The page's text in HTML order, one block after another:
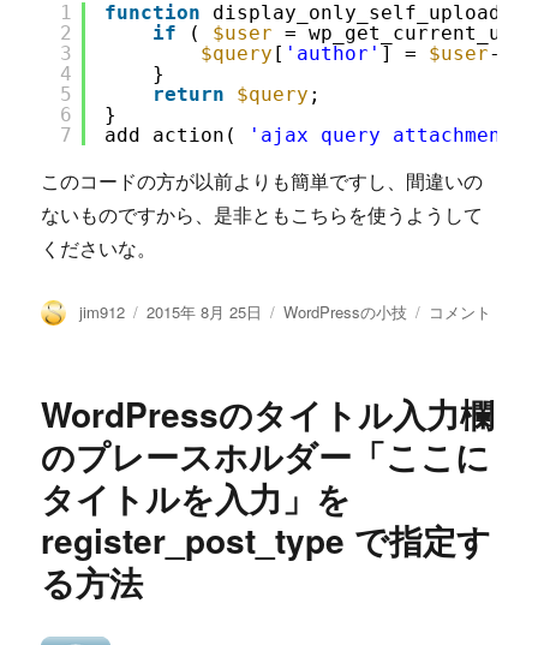
1
2
3
4
5
6
7
function
if
( $user
=
$query [ 'author' ] = $user-
}
return
$query ;
}
add_action(
このコードの方が以前よりも簡単ですし、間違いの
ないものですから、是非ともこちらを使うようして
くださいな。
投
jim912
投
2015年 8月 25日
カ
ー
WordPressの小技
WordPress
で
簡
単
デ
ィ
コメント
WordPressのタイトル入力欄
のプレースホルダー「ここに
タイトルを入力」を
register_post_type で指定す
る方法